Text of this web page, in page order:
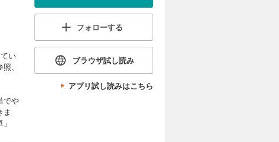
い
、
でや
フォローする
ブラウザ試し読み
アプリ試し読みはこちら